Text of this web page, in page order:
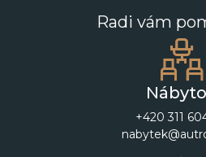
Radi vám
+420 311